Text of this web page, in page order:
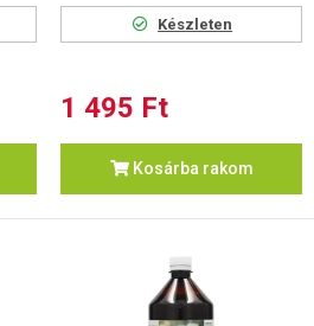
Készleten
1 495 Ft
Kosárba rakom